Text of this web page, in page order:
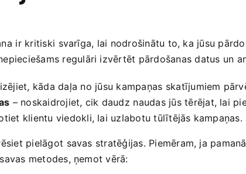
⁣ir kritiski⁤ svarīga, lai nodrošinātu to, ka jūsu
regulāri izvērtēt pārdošanas datus⁢ un
‍kāda daļa no ⁢jūsu kampaņas⁣ skatījumiem
– noskaidrojiet, cik daudz ⁣naudas jūs tērējat, lai
klientu viedokli, lai uzlabotu tūlītējās kampaņas.
pielāgot ⁤savas stratēģijas. Piemēram, ja
savas ‌metodes, ņemot vērā: